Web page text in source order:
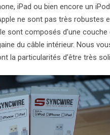
iPad ou bien encore un
ne sont pas très robustes
sont composés d’une
du câble intérieur. Nous
la particularités d’être très